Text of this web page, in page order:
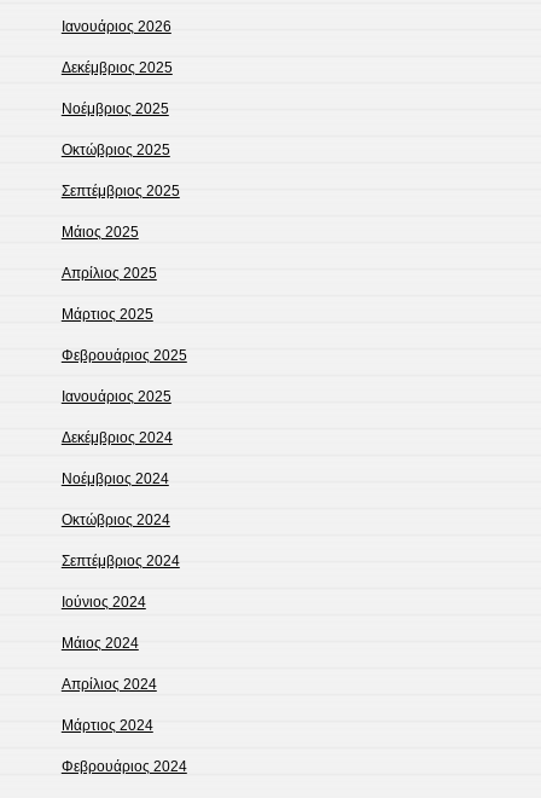
Ιανουάριος 2026
Δεκέμβριος 2025
Νοέμβριος 2025
Οκτώβριος 2025
Σεπτέμβριος 2025
Μάιος 2025
Απρίλιος 2025
Μάρτιος 2025
Φεβρουάριος 2025
Ιανουάριος 2025
Δεκέμβριος 2024
Νοέμβριος 2024
Οκτώβριος 2024
Σεπτέμβριος 2024
Ιούνιος 2024
Μάιος 2024
Απρίλιος 2024
Μάρτιος 2024
Φεβρουάριος 2024